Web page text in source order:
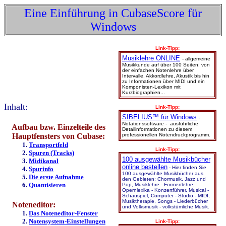
Eine Einführung in CubaseScore für
Windows
Inhalt:
Aufbau bzw. Einzelteile des
Hauptfensters von Cubase:
1. Transportfeld
2. Spuren (Tracks)
3. Midikanal
4. Spurinfo
5. Die erste Aufnahme
6. Quantisieren
Noteneditor:
1. Das Noteneditor-Fenster
2. Notensystem-Einstellungen
Link-Tipp:
Musiklehre ONLINE - allgemeine
Musikkunde auf über 100 Seiten: von
der einfachen Notenlehre über
Intervalle, Akkordlehre, Akustik bis hin
zu Informationen über MIDI und ein
Komponisten-Lexikon mit
Kurzbiographien...
Link-Tipp:
SIBELIUS™ für Windows -
Notationssoftware - ausführliche
Detailinformationen zu diesem
professionellen Notendruckprogramm.
Link-Tipp:
100 ausgewählte Musikbücher
online bestellen - Hier finden Sie
100 ausgewählte Musikbücher aus
den Gebieten: Chormusik, Jazz und
Pop, Musiklehre - Formenlehre,
Opernlexika - Konzertführer, Musical -
Schauspiel, Computer - Studio - MIDI,
Musiktherapie, Songs - Liederbücher
und Volksmusik - volkstümliche Musik.
Link-Tipp: